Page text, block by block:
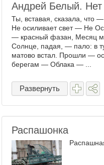
Андрей Белый. Нет
Ты, вставая, сказала, что
Не осиливает свет — Не
— красный фазан, Месяц
Солнце, падая, — пало: в
матово встал. Прошли —
берегам — Облака — ...
Развернуть
Распашонка